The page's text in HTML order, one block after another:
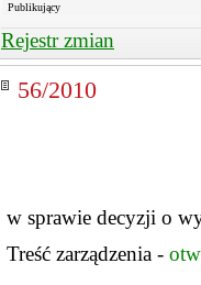
Publikujący
Rejestr zmian
56/2010
w sprawie decyzji o
Treść zarządzenia -